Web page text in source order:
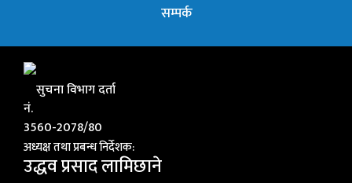
सम्पर्क
सुचना विभाग दर्ता
नं.
3560-2078/80
अध्यक्ष तथा प्रबन्ध निर्देशक:
उद्धव प्रसाद लामिछाने